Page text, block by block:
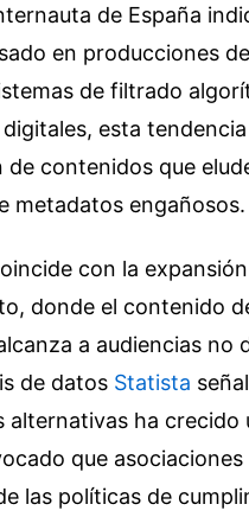
de España
en producciones
de filtrado
esta
contenidos que
metadatos engañosos.
con la
donde el contenido
a audiencias no
de datos Statista
ha crecido
que asociaciones
las políticas de